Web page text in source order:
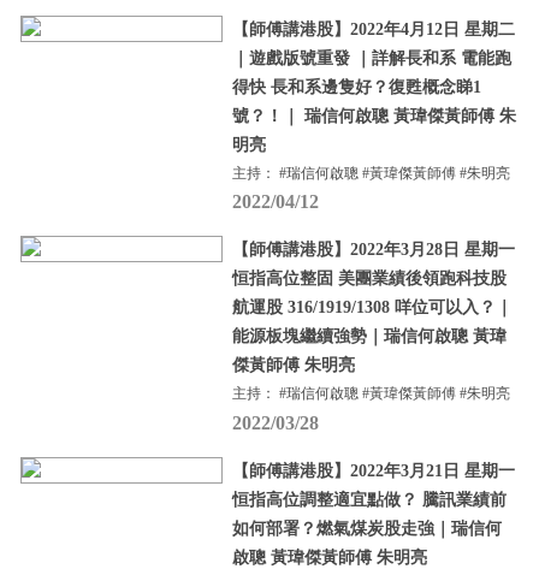
【師傅講港股】2022年4月12日 星期二
｜遊戲版號重發 ｜詳解長和系 電能跑
得快 長和系邊隻好？復甦概念睇1
號？！｜ 瑞信何啟聰 黃瑋傑黃師傅 朱
明亮
主持： #瑞信何啟聰 #黃瑋傑黃師傅 #朱明亮
2022/04/12
【師傅講港股】2022年3月28日 星期一
恒指高位整固 美團業績後領跑科技股
航運股 316/1919/1308 咩位可以入？｜
能源板塊繼續強勢｜瑞信何啟聰 黃瑋
傑黃師傅 朱明亮
主持： #瑞信何啟聰 #黃瑋傑黃師傅 #朱明亮
2022/03/28
【師傅講港股】2022年3月21日 星期一
恒指高位調整適宜點做？ 騰訊業績前
如何部署？燃氣煤炭股走強｜瑞信何
啟聰 黃瑋傑黃師傅 朱明亮